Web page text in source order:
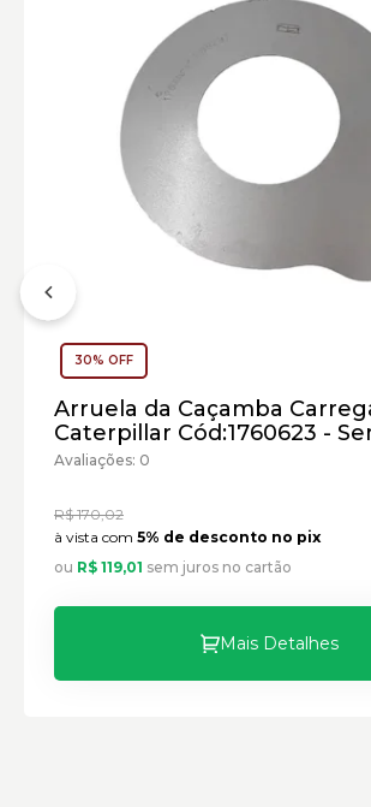
Escavadeiras Caterpillar:
Tratores de Esteiras Caterpillar:
Marca:
Material:
Modelo:
Comprimento:
Largura:
30% OFF
Arruela da Caçamba
Caterpillar Cód:1760623 -
Avaliações: 0
R$ 170,02
à vista com 5% de desconto no pix
ou R$ 119,01 sem juros no cartão
Mais Detalhes